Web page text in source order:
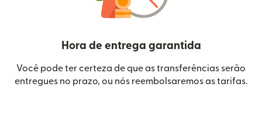
Hora de entrega garantida
Você pode ter certeza de que as transferências serão
entregues no prazo, ou nós reembolsaremos as tarifas.